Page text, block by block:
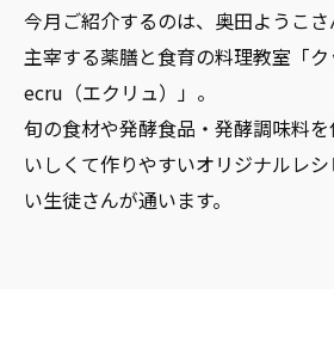
今月ご紹介するのは、奥田ようこ
主宰する薬膳と食育の料理教室「
ecru（エクリュ）」。
旬の食材や発酵食品・発酵調味料
いしくて作りやすいオリジナルレ
い生徒さんが通います。